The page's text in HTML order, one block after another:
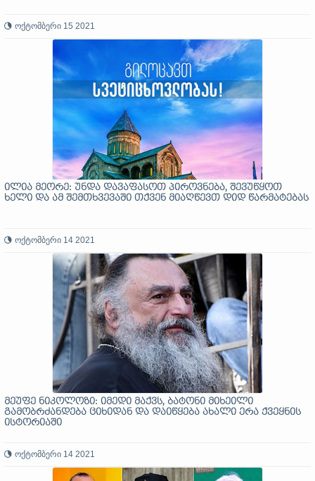
ოქტომბერი 15 2021
ილია მეორე: უნდა დავაფასოთ პიროვნება, შევუწყოთ
ხელი და ამ შემთხვევაში თქვენ მიაღწევთ დიდ წარმატებას
ოქტომბერი 14 2021
მეუფე ნიკოლოზი: იმედი მაქვს, ბატონი მიხეილი
გამობრძანდება ციხიდან და დაიწყება ახალი ერა ქვეყნის
ისტორიაში
ოქტომბერი 14 2021